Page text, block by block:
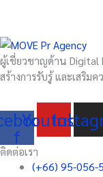
ผู้เชี่ยวชาญด้าน Digital
สร้างการรับรู้ และเสริ
f
Youtube
ติดต่อเรา
(+66) 95-056-